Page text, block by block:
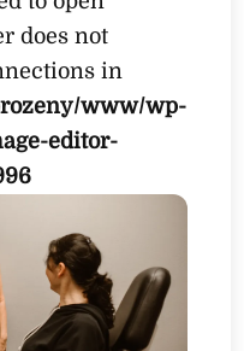
does not
in
www/wp-
editor-